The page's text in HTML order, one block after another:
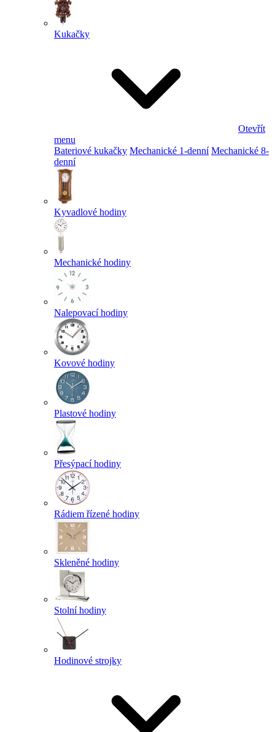
Kukačky
Otevřít
menu
Bateriové kukačky Mechanické 1-denní Mechanické 8-
denní
Kyvadlové hodiny
Mechanické hodiny
Nalepovací hodiny
Kovové hodiny
Plastové hodiny
Přesýpací hodiny
Rádiem řízené hodiny
Skleněné hodiny
Stolní hodiny
Hodinové strojky